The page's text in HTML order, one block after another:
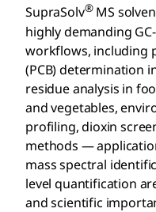
SupraSolv®MS
highly demanding
workflows, including
(PCB) determination
residue analysis in
and vegetables,
profiling, dioxin
methods —
mass spectral
level quantification
and scientific